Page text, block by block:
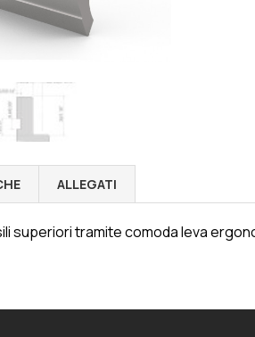
ALLEGATI
superiori tramite comoda leva